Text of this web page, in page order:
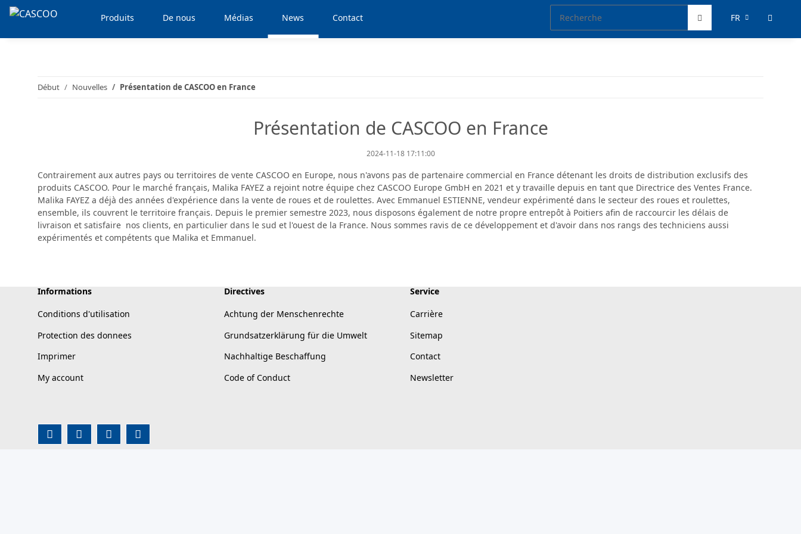
FR
Produits De nous Médias News Contact
Début Nouvelles Présentation de CASCOO en France
Présentation de CASCOO en France
2024-11-18 17:11:00
Contrairement aux autres pays ou territoires de vente CASCOO en Europe, nous n'avons pas de partenaire commercial en France détenant les droits de distribution exclusifs des
produits CASCOO. Pour le marché français, Malika FAYEZ a rejoint notre équipe chez CASCOO Europe GmbH en 2021 et y travaille depuis en tant que Directrice des Ventes France.
Malika FAYEZ a déjà des années d'expérience dans la vente de roues et de roulettes. Avec Emmanuel ESTIENNE, vendeur expérimenté dans le secteur des roues et roulettes,
ensemble, ils couvrent le territoire français. Depuis le premier semestre 2023, nous disposons également de notre propre entrepôt à Poitiers afin de raccourcir les délais de
livraison et satisfaire nos clients, en particulier dans le sud et l'ouest de la France. Nous sommes ravis de ce développement et d'avoir dans nos rangs des techniciens aussi
expérimentés et compétents que Malika et Emmanuel.
Informations
Conditions d'utilisation
Protection des donnees
Imprimer
My account
Directives
Achtung der Menschenrechte
Grundsatzerklärung für die Umwelt
Nachhaltige Beschaffung
Code of Conduct
Service
Carrière
Sitemap
Contact
Newsletter